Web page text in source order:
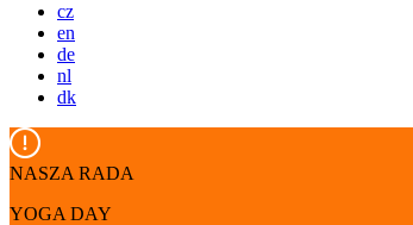
cz
en
de
nl
dk
NASZA RADA
YOGA DAY